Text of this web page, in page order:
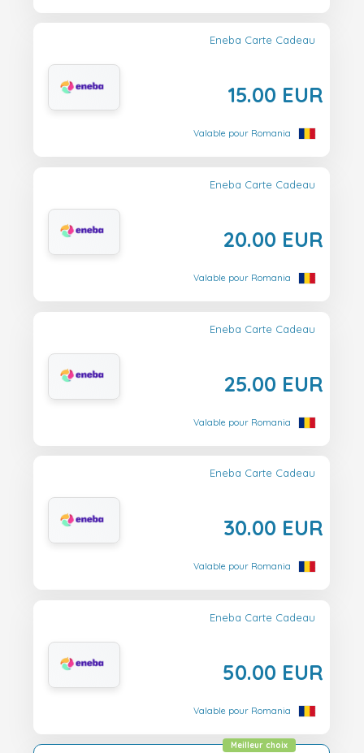
Eneba Carte Cadeau
15.00 EUR
Valable pour Romania
Eneba Carte Cadeau
20.00 EUR
Valable pour Romania
Eneba Carte Cadeau
25.00 EUR
Valable pour Romania
Eneba Carte Cadeau
30.00 EUR
Valable pour Romania
Eneba Carte Cadeau
50.00 EUR
Valable pour Romania
Meilleur choix